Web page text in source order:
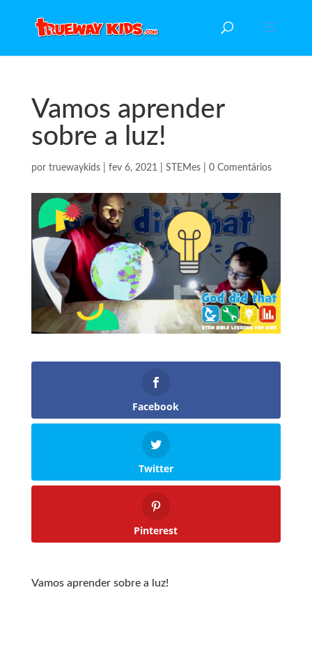
Vamos aprender
sobre a luz!
por truewaykids| fev 6, 2021 STEMes| 0 Comentários
Facebook
Twitter
Pinterest
Vamos aprender sobre a luz!